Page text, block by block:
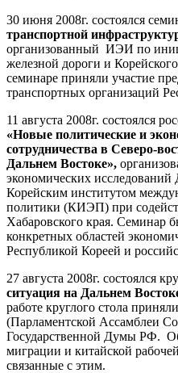
30 июня 2008г. состоялся
транспортной
организованный ИЭИ по
железной дороги и
семинаре приняли участие
транспортных организаций
11 августа 2008г. состоялся
«Новые политические и
сотрудничества в Северо-
Дальнем Востоке»,
экономических
Корейским институтом
политики (КИЭП) при
Хабаровского края. Семинар
конкретных областей
Республикой Кореей и
27 августа 2008г. состоялся
ситуация на Дальнем
работе круглого стола
(Парламентской Ассамблеи
Государственной Думы РФ.
миграции и китайской
связанные с этим.